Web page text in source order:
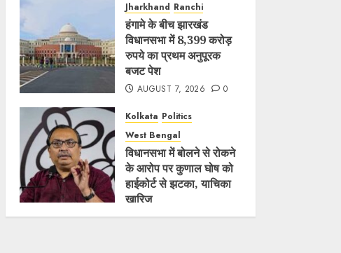
AUGUST 7, 2026
Jharkhand Ranchi
हंगामे के बीच झारखंड
विधानसभा में 8,399 करोड़
रुपये का प्रथम अनुपूरक
बजट पेश
AUGUST 7, 2026 0
Kolkata Politics
West Bengal
विधानसभा में बोलने से रोकने
के आरोप पर कुणाल घोष को
हाईकोर्ट से झटका, याचिका
खारिज
AUGUST 7, 2026 0